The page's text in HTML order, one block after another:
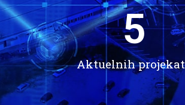
Aktuelnih
5